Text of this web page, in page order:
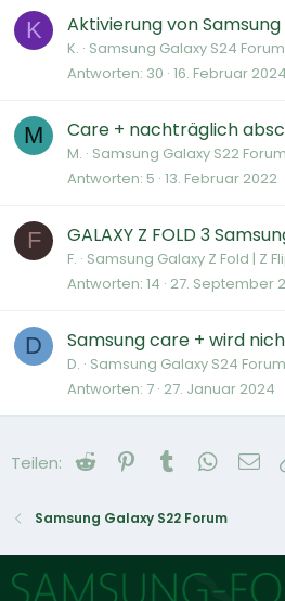
K Aktivierung von
K. Samsung Galaxy S24 Forum
Antworten 30 16. Februar 2024
M Care + nachträglich
M. Samsung Galaxy S22 Forum
Antworten 5 13. Februar 2022
F GALAXY Z FOLD 3
F. Samsung Galaxy Z Fold | Z
Antworten 14 27. September
D Samsung care + wird
D. Samsung Galaxy S24 Forum
Antworten 7 27. Januar 2024
Teilen: Reddit Pinterest
Tumblr
Samsung Galaxy S22 Forum